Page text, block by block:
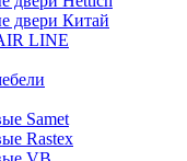
двери Китай
LINE
Samet
Rastex